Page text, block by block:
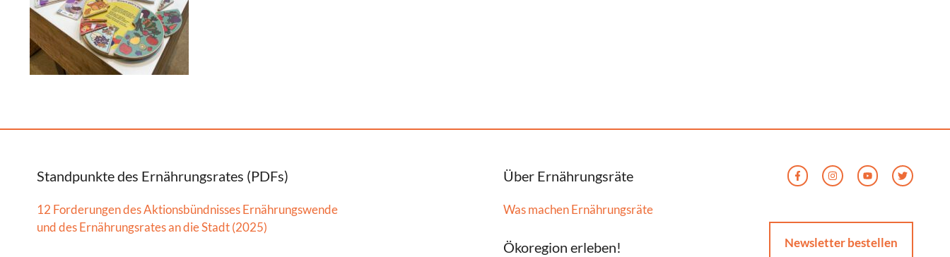
Standpunkte des Ernährungsrates (PDFs)
12 Forderungen des Aktionsbündnisses Ernährungswende
und des Ernährungsrates an die Stadt (2025)
Über Ernährungsräte
Was machen Ernährungsräte
Ökoregion erleben! Newsletter bestellen